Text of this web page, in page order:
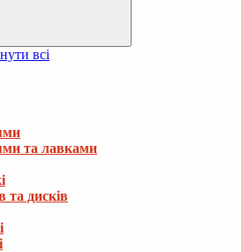
всі
та лавками
та дисків